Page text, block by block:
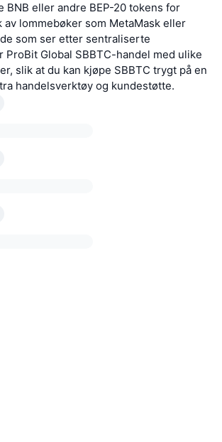
BNB eller andre BEP-20 tokens for
av lommebøker som MetaMask eller
som ser etter sentraliserte
ProBit Global SBBTC-handel med ulike
slik at du kan kjøpe SBBTC trygt på en
handelsverktøy og kundestøtte.